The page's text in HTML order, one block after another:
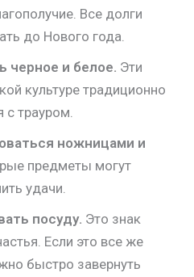
Все долги
до Нового года.
черное и белое. Эти
культуре традиционно
с трауром.
ножницами и
предметы могут
удачи.
посуду. Это знак
Если это все же
быстро завернуть